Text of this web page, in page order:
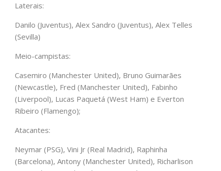
Laterais:
Danilo (Juventus), Alex Sandro (Juventus), Alex Telles
(Sevilla)
Meio-campistas:
Casemiro (Manchester United), Bruno Guimarães
(Newcastle), Fred (Manchester United), Fabinho
(Liverpool), Lucas Paquetá (West Ham) e Everton
Ribeiro (Flamengo);
Atacantes:
Neymar (PSG), Vini Jr (Real Madrid), Raphinha
(Barcelona), Antony (Manchester United), Richarlison